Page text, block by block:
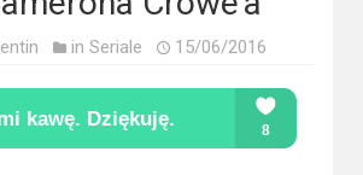
in Seriale 15/06/2016